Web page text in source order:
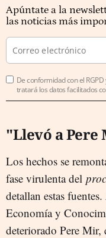
Apúntate a la
las noticias más
De conformidad con el RGPD
tratará los datos facilitados
"Llevó a Pere
Los hechos se
fase virulenta del
detallan estas
Economía y
deteriorado Pere Mir,